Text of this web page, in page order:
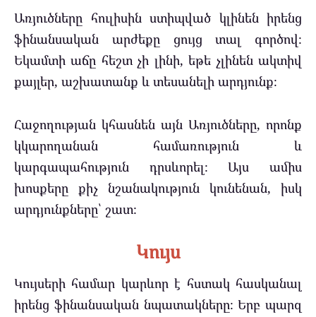
Առյուծները հուլիսին ստիպված կլինեն իրենց
ֆինանսական արժեքը ցույց տալ գործով։
Եկամտի աճը հեշտ չի լինի, եթե չլինեն ակտիվ
քայլեր, աշխատանք և տեսանելի արդյունք։
Հաջողության կհասնեն այն Առյուծները, որոնք
կկարողանան համառություն և
կարգապահություն դրսևորել։ Այս ամիս
խոսքերը քիչ նշանակություն կունենան, իսկ
արդյունքները՝ շատ։
Կույս
Կույսերի համար կարևոր է հստակ հասկանալ
իրենց ֆինանսական նպատակները։ Երբ պարզ